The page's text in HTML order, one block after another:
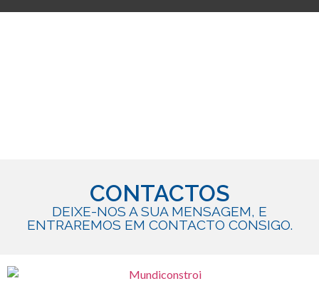
CONTACTOS
DEIXE-NOS A SUA MENSAGEM, E
ENTRAREMOS EM CONTACTO CONSIGO.